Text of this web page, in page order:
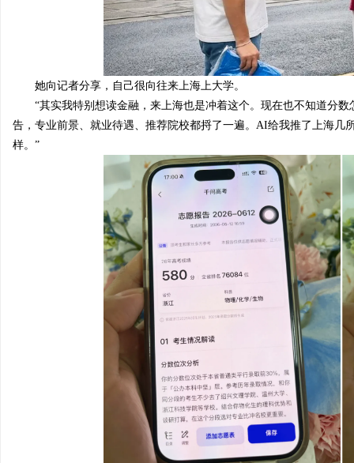
她向记者分享， 自己很向往来上海上大学。
“其实我特别想读金融，来上海也是冲着这个。 现在也不知道分数
告 ， 专业前景、就业待遇、推荐院校都捋了一遍。AI给我推了上海几
样。”